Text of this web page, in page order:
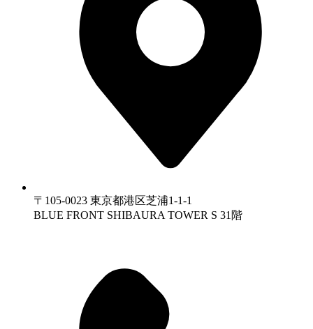
〒105-0023 東京都港区芝浦1-1-1
BLUE FRONT SHIBAURA TOWER S 31階